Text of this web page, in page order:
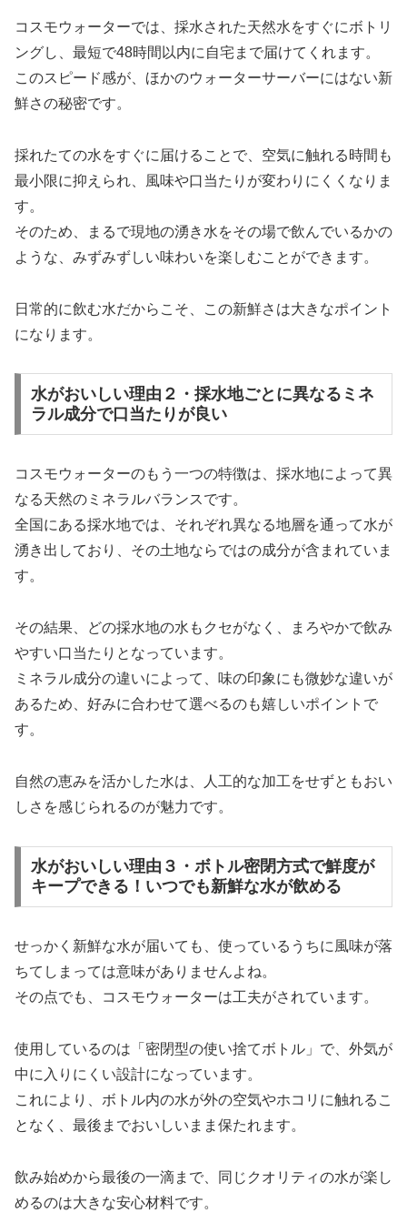
コスモウォーターでは、採水された天然水をすぐにボトリ
ングし、最短で48時間以内に自宅まで届けてくれます。
このスピード感が、ほかのウォーターサーバーにはない新
鮮さの秘密です。
採れたての水をすぐに届けることで、空気に触れる時間も
最小限に抑えられ、風味や口当たりが変わりにくくなりま
す。
そのため、まるで現地の湧き水をその場で飲んでいるかの
ような、みずみずしい味わいを楽しむことができます。
日常的に飲む水だからこそ、この新鮮さは大きなポイント
になります。
水がおいしい理由２・採水地ごとに異なるミネ
ラル成分で口当たりが良い
コスモウォーターのもう一つの特徴は、採水地によって異
なる天然のミネラルバランスです。
全国にある採水地では、それぞれ異なる地層を通って水が
湧き出しており、その土地ならではの成分が含まれていま
す。
その結果、どの採水地の水もクセがなく、まろやかで飲み
やすい口当たりとなっています。
ミネラル成分の違いによって、味の印象にも微妙な違いが
あるため、好みに合わせて選べるのも嬉しいポイントで
す。
自然の恵みを活かした水は、人工的な加工をせずともおい
しさを感じられるのが魅力です。
水がおいしい理由３・ボトル密閉方式で鮮度が
キープできる！いつでも新鮮な水が飲める
せっかく新鮮な水が届いても、使っているうちに風味が落
ちてしまっては意味がありませんよね。
その点でも、コスモウォーターは工夫がされています。
使用しているのは「密閉型の使い捨てボトル」で、外気が
中に入りにくい設計になっています。
これにより、ボトル内の水が外の空気やホコリに触れるこ
となく、最後までおいしいまま保たれます。
飲み始めから最後の一滴まで、同じクオリティの水が楽し
めるのは大きな安心材料です。